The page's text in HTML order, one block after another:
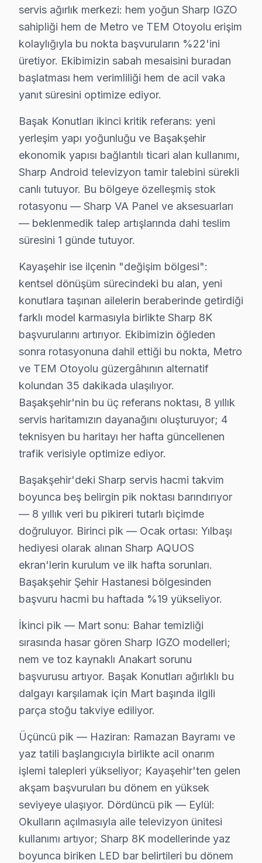
• Başakşehir'de güç kartı tamiri: 700 – 1.800 TL
• Başakşehir'de LED backlight değişimi: 500 – 1.200
Başakşehir'de fiyatlar model, boyut ve arıza türüne
Neden Başakşehir'de Sharp teknik desteği
Başakşehir Sharp TV Ekran Anakart Profesyonel Servis ve
Başakşehir'da Sharp TV'niz bozulduğunda aklınıza
• Başakşehir'de 25+ sertifikalı teknisyen Sharp TV
• Başakşehir'de sadece orijinal parça kullanıyoruz.
• Osiloskop, ESR ölçer, termal kamera ile teşhis
Bunu da ekleyelim:, Başakşehir Şehir Hastanesi,
Sharp TV Duvar Montajı – Başakşehir
Başakşehir'da satın aldığınız Sharp televizyonun
Kurulum sürecimiz:
• Başakşehir'de motorlu döner braket montajı ve
• Başakşehir servisimizde kablo kanalı ile estetik
• Başakşehir'de Wi-Fi optimizasyonu ve yayın ayarları
• Başakşehir servisimizde oyun konsolu ve harici
• Başakşehir'de uzaktan kumanda programlama
Doğru montaj, Sharp akıllı TV'nizin performansını
Başakşehir Sharp TV Bakım Paketi – Uzun
Düzenli bakım, Sharp televizyonunuzun ömrünü
TV bakım hizmetlerimiz:
• Güç kartı kondansatör ön kontrolü — Başakşehir
• Başakşehir'de ekran pikseli ve renk kalibrasyonu
• Ses sistemi ve hoparlör temizliği — Başakşehir
• Başakşehir'de bağlantı portları ve konektör bakımı
Başakşehir bölgesinde Sharp televizyonlarınız için
Başakşehir'da Sharp TV Yerinde Onarım –
Yerinde tamir işlemi sürecimiz — Başakşehir:
• Başakşehir'de randevu sonrası 1-2 saat içinde
• Başakşehir servisimizde tüm marka ve model
• Başakşehir'de orijinal parça stok garantisi
• Başakşehir servisimizde servis sonrası test ve
Sharp televizyon ürünleriniz için Başakşehir'de
Sharp Orijinal Yedek Parça Garantisi –
Başakşehir'de orijinal Sharp yedek parça kullanmak,
Başakşehir'de temin ettiğimiz parçalar:
• Başakşehir'de ekran panelleri (tüm boyut ve
• Başakşehir servisimizde LED aydınlatma şeritleri ve
servis ağırlık merkezi: hem yoğun Sharp IGZO
sahipliği hem de Metro ve TEM Otoyolu erişim
kolaylığıyla bu nokta başvuruların %22'ini
üretiyor. Ekibimizin sabah mesaisini buradan
başlatması hem verimliliği hem de acil vaka
yanıt süresini optimize ediyor.
Başak Konutları ikinci kritik referans: yeni
yerleşim yapı yoğunluğu ve Başakşehir
ekonomik yapısı bağlantılı ticari alan kullanımı,
Sharp Android televizyon tamir talebini sürekli
canlı tutuyor. Bu bölgeye özelleşmiş stok
rotasyonu — Sharp VA Panel ve aksesuarları
— beklenmedik talep artışlarında dahi teslim
süresini 1 günde tutuyor.
Kayaşehir ise ilçenin "değişim bölgesi":
kentsel dönüşüm sürecindeki bu alan, yeni
konutlara taşınan ailelerin beraberinde getirdiği
farklı model karmasıyla birlikte Sharp 8K
başvurularını artırıyor. Ekibimizin öğleden
sonra rotasyonuna dahil ettiği bu nokta, Metro
ve TEM Otoyolu güzergâhının alternatif
kolundan 35 dakikada ulaşılıyor.
Başakşehir'nin bu üç referans noktası, 8 yıllık
servis haritamızın dayanağını oluşturuyor; 4
teknisyen bu haritayı her hafta güncellenen
trafik verisiyle optimize ediyor.
Başakşehir'deki Sharp servis hacmi takvim
boyunca beş belirgin pik noktası barındırıyor
— 8 yıllık veri bu pikireri tutarlı biçimde
doğruluyor. Birinci pik — Ocak ortası: Yılbaşı
hediyesi olarak alınan Sharp AQUOS
ekran'lerin kurulum ve ilk hafta sorunları.
Başakşehir Şehir Hastanesi bölgesinden
başvuru hacmi bu haftada %19 yükseliyor.
İkinci pik — Mart sonu: Bahar temizliği
sırasında hasar gören Sharp IGZO modelleri;
nem ve toz kaynaklı Anakart sorunu
başvurusu artıyor. Başak Konutları ağırlıklı bu
dalgayı karşılamak için Mart başında ilgili
parça stoğu takviye ediliyor.
Üçüncü pik — Haziran: Ramazan Bayramı ve
yaz tatili başlangıcıyla birlikte acil onarım
işlemi talepleri yükseliyor; Kayaşehir'ten gelen
akşam başvuruları bu dönem en yüksek
seviyeye ulaşıyor. Dördüncü pik — Eylül:
Okulların açılmasıyla aile televizyon ünitesi
kullanımı artıyor; Sharp 8K modellerinde yaz
boyunca biriken LED bar belirtileri bu dönem